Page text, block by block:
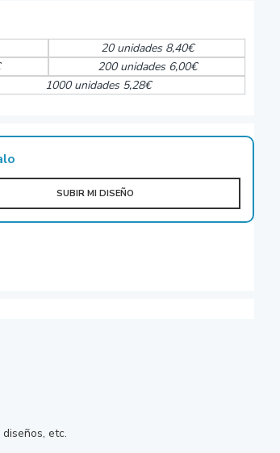
20 unidades 8,40€
200 unidades 6,00€
1000 unidades 5,28€
SUBIR MI DISEÑO
etc.